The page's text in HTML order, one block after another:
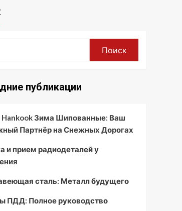
Поиск
публикации
Зима Шипованные: Ваш
Партнёр на Снежных Дорогах
и прием радиодеталей у
сталь: Металл будущего
ПДД: Полное руководство